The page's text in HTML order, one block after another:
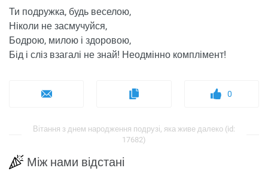
Ти подружка, будь веселою,
Ніколи не засмучуйся,
Бодрою, милою і здоровою,
Бід і сліз взагалі не знай! Неодмінно комплімент!
0
Вітання з днем ​​народження подрузі, яка живе далеко (id:
17682)
Між нами відстані